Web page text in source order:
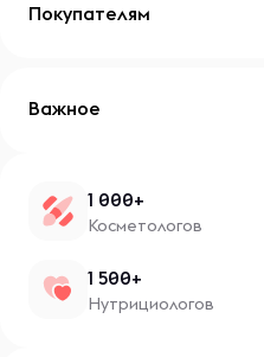
Покупателям
Важное
1 000+
Косметологов
1 500+
Нутрициологов